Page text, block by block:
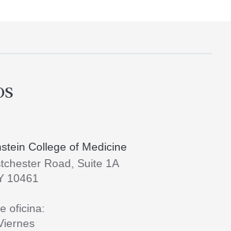
College of Medicine
Road, Suite 1A
10461
oficina: